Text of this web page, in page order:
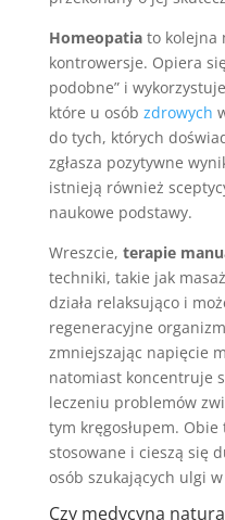
Homeopatiato kolejna
kontrowersje. Opiera
podobne” i
które u osób zdrowych
do tych, których
zgłasza pozytywne
istnieją również
naukowe podstawy.
Wreszcie, terapie
techniki, takie jak
działa relaksująco i
regeneracyjne
zmniejszając napięcie
natomiast koncentruje
leczeniu problemów
tym kręgosłupem.
stosowane i cieszą się
osób szukających ulgi
Czy medycyna